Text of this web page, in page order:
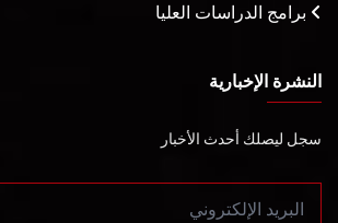
برامج الدراسات العليا
النشرة الإخبارية
سجل ليصلك أحدث الأخبار